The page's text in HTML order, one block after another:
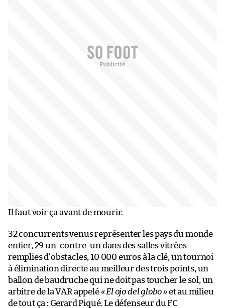
Il faut voir ça avant de mourir.
32 concurrents venus représenter les pays du monde
entier, 29 un-contre-un dans des salles vitrées
remplies d’obstacles, 10 000 euros à la clé, un tournoi
à élimination directe au meilleur des trois points, un
ballon de baudruche qui ne doit pas toucher le sol, un
arbitre de la VAR appelé« El ojo del globo »et au milieu
de tout ça : Gerard Piqué. Le défenseur du FC